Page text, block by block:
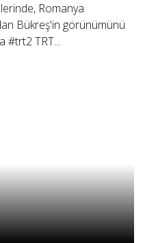
Romanya
Bükreş'in görünümünü
#trt2 TRT...